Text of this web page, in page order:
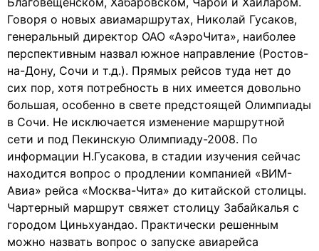
Говоря о новых авиамаршрутах, Николай Гусаков,
генеральный директор ОАО «АэроЧита», наиболее
перспективным назвал южное направление (Ростов-
на-Дону, Сочи и т.д.). Прямых рейсов туда нет до
сих пор, хотя потребность в них имеется довольно
большая, особенно в свете предстоящей Олимпиады
в Сочи. Не исключается изменение маршрутной
сети и под Пекинскую Олимпиаду-2008. По
информации Н.Гусакова, в стадии изучения сейчас
находится вопрос о продлении компанией «ВИМ-
Авиа» рейса «Москва-Чита» до китайской столицы.
Чартерный маршрут свяжет столицу Забайкалья с
городом Циньхуандао. Практически решенным
можно назвать вопрос о запуске авиарейса